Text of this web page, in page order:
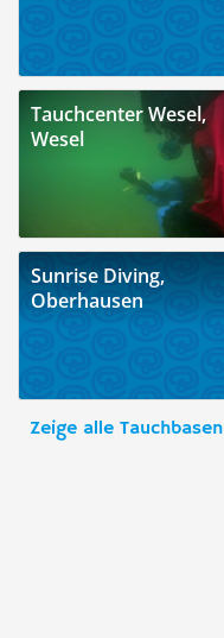
Tauchcenter Wesel,
Wesel
Sunrise Diving,
Oberhausen
Zeige alle Tauchbasen